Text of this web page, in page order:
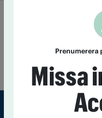
Ja till cannabis
Nio
natten till onsdagen om
har tre delstater röstat för
av cannabis och tre
medicinskt bruk.
Prenumerera
Missa